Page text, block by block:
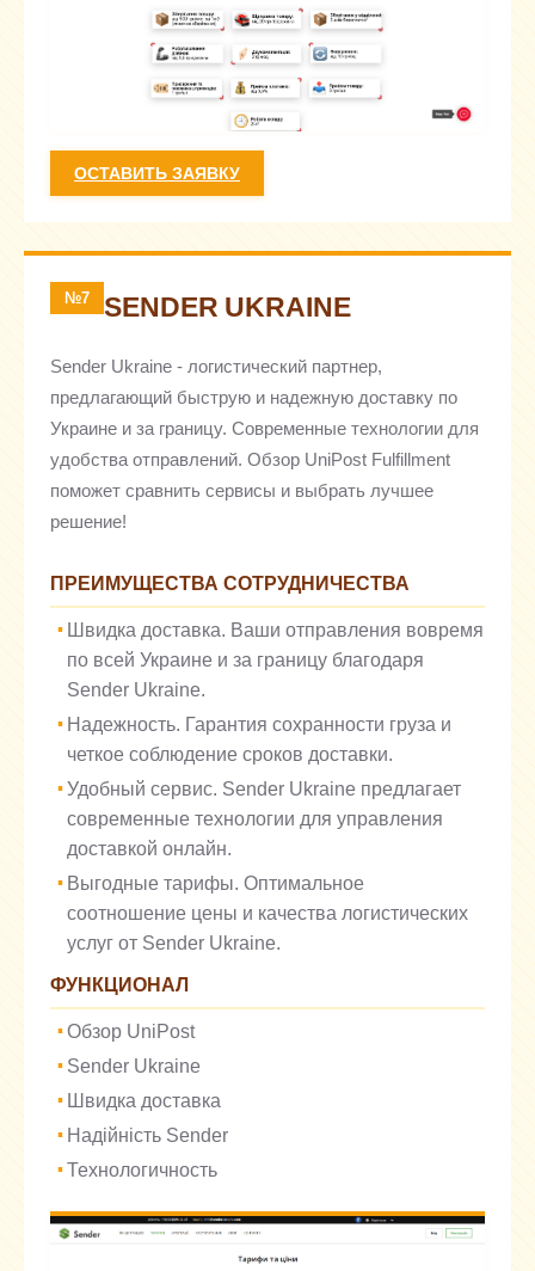
ОСТАВИТЬ ЗАЯВКУ
№7 SENDER UKRAINE
Sender Ukraine - логистический партнер,
предлагающий быструю и надежную доставку по
Украине и за границу. Современные технологии для
удобства отправлений. Обзор UniPost Fulfillment
поможет сравнить сервисы и выбрать лучшее
решение!
ПРЕИМУЩЕСТВА СОТРУДНИЧЕСТВА
Швидка доставка. Ваши отправления вовремя
по всей Украине и за границу благодаря
Sender Ukraine.
Надежность. Гарантия сохранности груза и
четкое соблюдение сроков доставки.
Удобный сервис. Sender Ukraine предлагает
современные технологии для управления
доставкой онлайн.
Выгодные тарифы. Оптимальное
соотношение цены и качества логистических
услуг от Sender Ukraine.
ФУНКЦИОНАЛ
Обзор UniPost
Sender Ukraine
Швидка доставка
Надійність Sender
Технологичность